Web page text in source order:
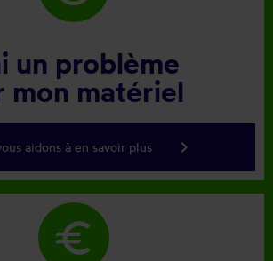
un problème
mon matériel
aidons à en savoir plus keyboard_arrow_right
euro